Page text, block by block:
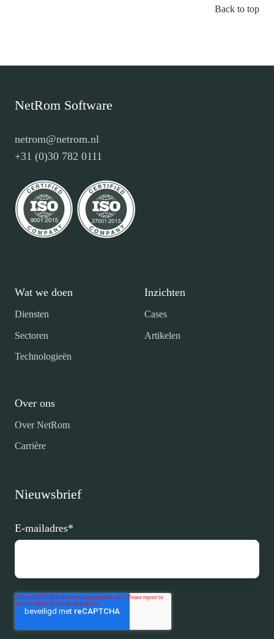
Back to top
NetRom Software
netrom@netrom.nl
+31 (0)30 782 0111
Wat we doen
Diensten
Sectoren
Technologieën
Inzichten
Cases
Artikelen
Over ons
Over NetRom
Carrière
Nieuwsbrief
E-mailadres*